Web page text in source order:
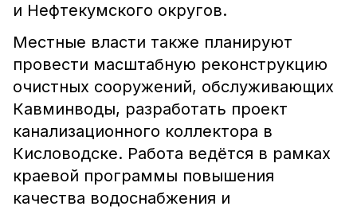
и Нефтекумского округов.
Местные власти также планируют
провести масштабную реконструкцию
очистных сооружений, обслуживающих
Кавминводы, разработать проект
канализационного коллектора в
Кисловодске. Работа ведётся в рамках
краевой программы повышения
качества водоснабжения и